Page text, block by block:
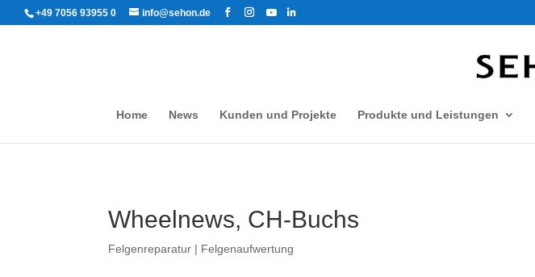
+49 7056 93955 0 info@sehon.de
Home News Kunden und Projekte Produkte und Leistungen
Wheelnews, CH-Buchs
Felgenreparatur | Felgenaufwertung